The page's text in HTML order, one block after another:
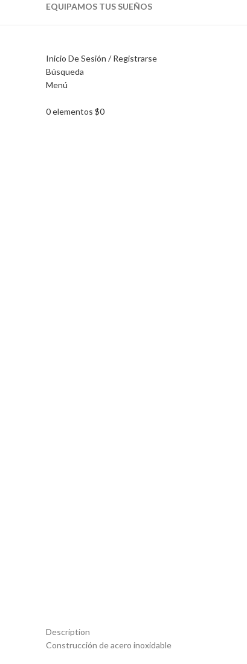
EQUIPAMOS TUS SUEÑOS
Inicio De Sesión / Registrarse
Búsqueda
Menú
0elementos $0
Haga Click para agrandar
Description
Construcción de acero inoxidable